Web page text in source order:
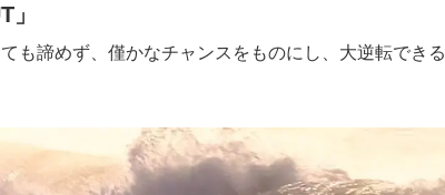
も諦めず、僅かなチャンスをものにし、大逆転できる